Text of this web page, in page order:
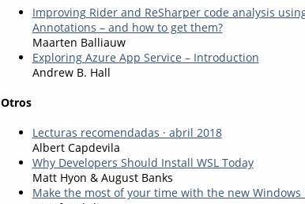
Improving Rider and ReSharper code analysis
Annotations – and how to get them?
Maarten Balliauw
Exploring Azure App Service – Introduction
Andrew B. Hall
Otros
Lecturas recomendadas · abril 2018
Albert Capdevila
Why Developers Should Install WSL Today
Matt Hyon & August Banks
Make the most of your time with the new Windows